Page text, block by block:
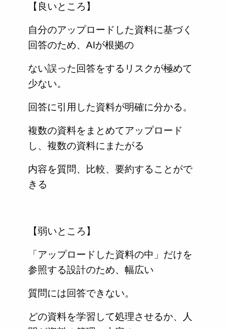
【良いところ】
自分のアップロードした資料に基づく
回答のため、AIが根拠の
ない誤った回答をするリスクが極めて
少ない。
回答に引用した資料が明確に分かる。
複数の資料をまとめてアップロード
し、複数の資料にまたがる
内容を質問、比較、要約することがで
きる
【弱いところ】
「アップロードした資料の中」だけを
参照する設計のため、幅広い
質問には回答できない。
どの資料を学習して処理させるか、人